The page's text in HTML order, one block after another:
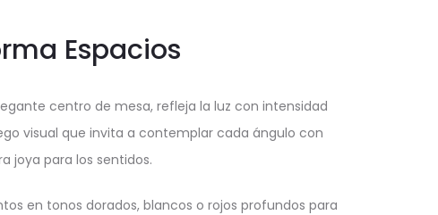
Espacios
centro de mesa, refleja la luz con intensidad
visual que invita a contemplar cada ángulo con
joya para los sentidos.
en tonos dorados, blancos o rojos profundos para